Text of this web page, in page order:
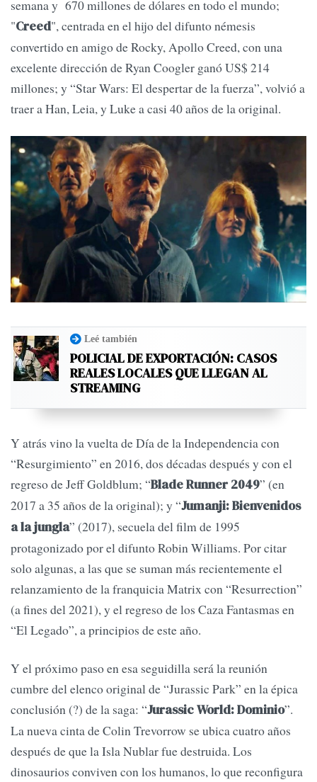
semana y 670 millones de dólares en todo el mundo;
"Creed", centrada en el hijo del difunto némesis
convertido en amigo de Rocky, Apollo Creed, con una
excelente dirección de Ryan Coogler ganó US$ 214
millones; y “Star Wars: El despertar de la fuerza”, volvió a
traer a Han, Leia, y Luke a casi 40 años de la original.
Leé también
POLICIAL DE EXPORTACIÓN: CASOS
REALES LOCALES QUE LLEGAN AL
STREAMING
Y atrás vino la vuelta de Día de la Independencia con
“Resurgimiento” en 2016, dos décadas después y con el
regreso de Jeff Goldblum; “Blade Runner 2049” (en
2017 a 35 años de la original); y “Jumanji: Bienvenidos
a la jungla” (2017), secuela del film de 1995
protagonizado por el difunto Robin Williams. Por citar
solo algunas, a las que se suman más recientemente el
relanzamiento de la franquicia Matrix con “Resurrection”
(a fines del 2021), y el regreso de los Caza Fantasmas en
“El Legado”, a principios de este año.
Y el próximo paso en esa seguidilla será la reunión
cumbre del elenco original de “Jurassic Park” en la épica
conclusión (?) de la saga: “Jurassic World: Dominio”.
La nueva cinta de Colin Trevorrow se ubica cuatro años
después de que la Isla Nublar fue destruida. Los
dinosaurios conviven con los humanos, lo que reconfigura